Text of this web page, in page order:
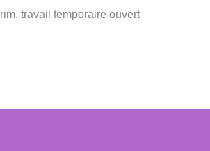
travail temporaire ouvert